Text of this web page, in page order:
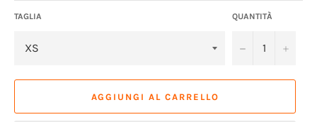
TAGLIA QUANTITÀ
− +
AGGIUNGI AL CARRELLO